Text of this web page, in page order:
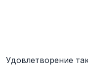
Удовлетворение